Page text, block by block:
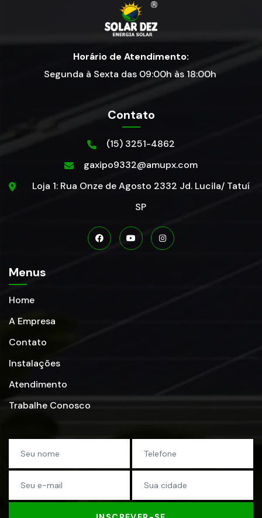
Horário de Atendimento:
Segunda à Sexta das 09:00h às 18:00h
Contato
(15) 3251-4862
gaxipo9332@amupx.com
Loja 1: Rua Onze de Agosto 2332 Jd. Lucila/ Tatuí
SP
Menus
Home
A Empresa
Contato
Instalações
Atendimento
Trabalhe Conosco